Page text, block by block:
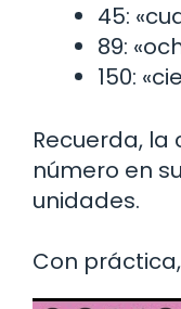
45:
89:
150:
Recuerda,
número en
unidades.
Con